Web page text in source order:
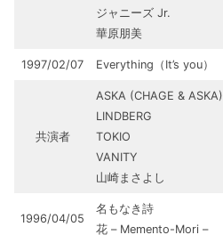
ジャニーズ Jr.
華原朋美
1997/02/07 Everything（It’s you）
共演者
ASKA (CHAGE & ASKA)
LINDBERG
TOKIO
VANITY
山崎まさよし
1996/04/05
名もなき詩
花 – Memento-Mori –